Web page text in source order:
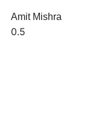
Amit Mishra